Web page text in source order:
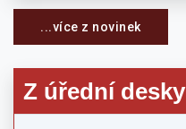
...více z novinek
Z úřední desky